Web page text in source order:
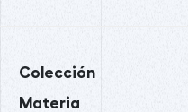
Colección
Materia